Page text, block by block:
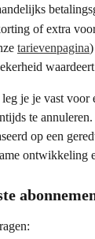
of extra
tarievenpagina)
waardeert
leg je je vast
te
op een
ontwikkeling